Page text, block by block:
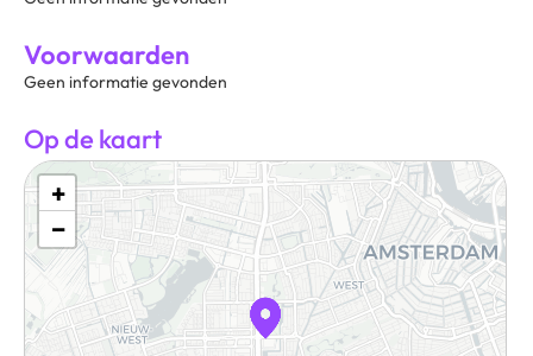
Voorwaarden
Geen informatie gevonden
Op de kaart
+
−